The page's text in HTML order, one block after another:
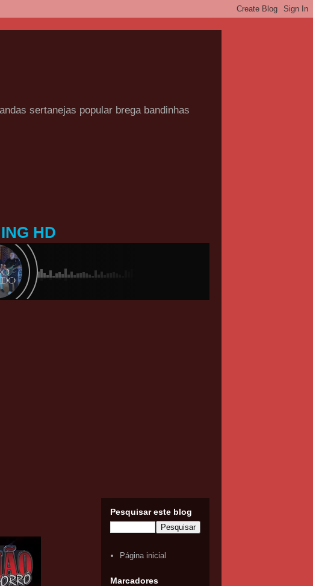
sertanejas popular brega bandinhas
HD
Pesquisar este blog
Página inicial
Marcadores